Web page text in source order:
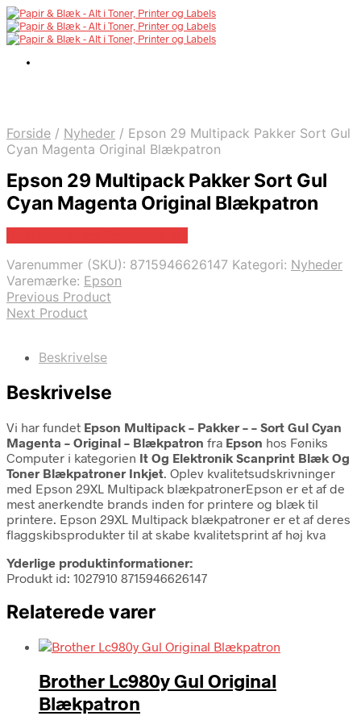
Forside / Nyheder / Epson 29 Multipack Pakker Sort Gul
Cyan Magenta Original Blækpatron
Epson 29 Multipack Pakker Sort Gul
Cyan Magenta Original Blækpatron
Varenummer (SKU): 8715946626147 Kategori: Nyheder
Varemærke: Epson
Previous Product
Next Product
Beskrivelse
Beskrivelse
Vi har fundet Epson Multipack – Pakker – – Sort Gul Cyan
Magenta – Original – Blækpatron fra Epson hos Føniks
Computer i kategorien It Og Elektronik Scanprint Blæk Og
Toner Blækpatroner Inkjet. Oplev kvalitetsudskrivninger
med Epson 29XL Multipack blækpatronerEpson er et af de
mest anerkendte brands inden for printere og blæk til
printere. Epson 29XL Multipack blækpatroner er et af deres
flaggskibsprodukter til at skabe kvalitetsprint af høj kva
Yderlige produktinformationer:
Produkt id: 1027910 8715946626147
Relaterede varer
Brother Lc980y Gul Original
Blækpatron